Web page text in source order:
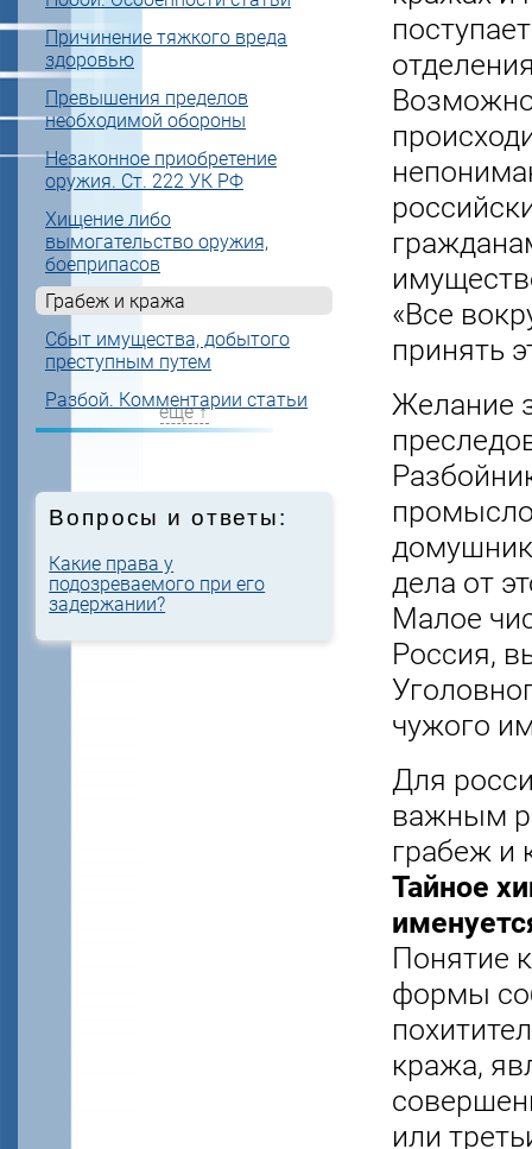
Причинение тяжкого вреда
здоровью
Превышения пределов
необходимой обороны
Незаконное приобретение
оружия. Ст. 222 УК РФ
Хищение либо
вымогательство оружия,
боеприпасов
Грабеж и кража
Сбыт имущества, добытого
преступным путем
Разбой. Комментарии статьи
еще ↑
Вопросы и ответы:
Какие права у
подозреваемого при его
задержании?
«Все
принять
Желание
дела от
Малое
Россия,
чужого
Для
важным
грабеж и
Тайное
Понятие
формы
кража,
или